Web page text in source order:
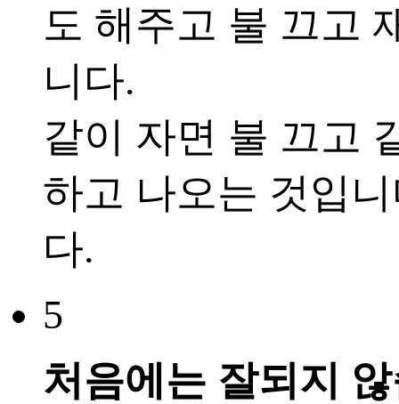
도 해주고 불 끄고
니다.
같이 자면 불 끄고
하고 나오는 것입
다.
5
처음에는 잘되지